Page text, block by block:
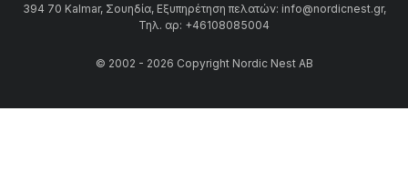
394 70 Kalmar, Σουηδία, Εξυπηρέτηση πελατών: info@nordicnest.gr,
Τηλ. αρ: +46108085004
© 2002 - 2026 Copyright Nordic Nest AB